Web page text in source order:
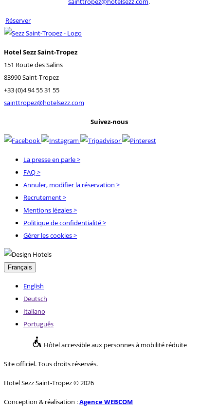
Réserver
Hotel Sezz Saint-Tropez
151 Route des Salins
83990 Saint-Tropez
+33 (0)4 94 55 31 55
sainttropez@hotelsezz.com
Suivez-nous
La presse en parle>
FAQ>
Annuler, modifier la réservation >
Recrutement>
Mentions légales>
Politique de confidentialité>
Gérer les cookies >
Français
English
Deutsch
Italiano
Português
Hôtel accessible aux personnes à mobilité réduite
Site officiel. Tous droits réservés.
Hotel Sezz Saint-Tropez © 2026
Conception & réalisation :Agence WEBCOM